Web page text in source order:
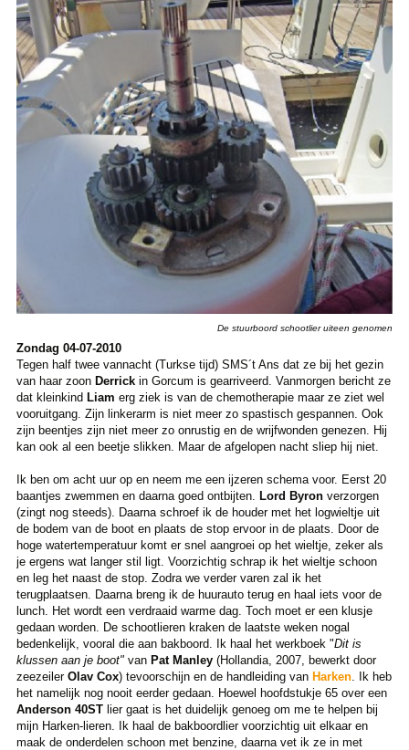
De stuurboord schootlier uiteen genomen
Zondag 04-07-2010
Tegen half twee vannacht (Turkse tijd) SMS´t Ans dat ze bij het gezin
van haar zoon Derrickin Gorcum is gearriveerd. Vanmorgen bericht ze
dat kleinkind Liam erg ziek is van de chemotherapie maar ze ziet wel
vooruitgang. Zijn linkerarm is niet meer zo spastisch gespannen. Ook
zijn beentjes zijn niet meer zo onrustig en de wrijfwonden genezen. Hij
kan ook al een beetje slikken. Maar de afgelopen nacht sliep hij niet.
Ik ben om acht uur op en neem me een ijzeren schema voor. Eerst 20
baantjes zwemmen en daarna goed ontbijten. Lord Byronverzorgen
(zingt nog steeds). Daarna schroef ik de houder met het logwieltje uit
de bodem van de boot en plaats de stop ervoor in de plaats. Door de
hoge watertemperatuur komt er snel aangroei op het wieltje, zeker als
je ergens wat langer stil ligt. Voorzichtig schrap ik het wieltje schoon
en leg het naast de stop. Zodra we verder varen zal ik het
terugplaatsen. Daarna breng ik de huurauto terug en haal iets voor de
lunch. Het wordt een verdraaid warme dag. Toch moet er een klusje
gedaan worden. De schootlieren kraken de laatste weken nogal
bedenkelijk, vooral die aan bakboord. Ik haal het werkboek "Dit is
klussen aan je boot"van Pat Manley (Hollandia, 2007, bewerkt door
zeezeiler Olav Cox) tevoorschijn en de handleiding van Harken. Ik heb
het namelijk nog nooit eerder gedaan. Hoewel hoofdstukje 65 over een
Anderson 40ST lier gaat is het duidelijk genoeg om me te helpen bij
mijn Harken-lieren. Ik haal de bakboordlier voorzichtig uit elkaar en
maak de onderdelen schoon met benzine, daarna vet ik ze in met